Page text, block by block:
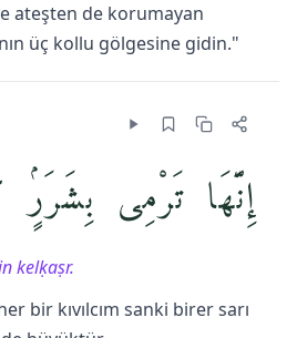
ateşten de korumayan
üç kollu gölgesine gidin."
إِنَّهَا تَرْمِى
kelḳaṣr.
bir kıvılcım sanki birer sarı